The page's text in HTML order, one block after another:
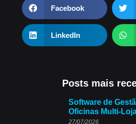
Facebook
LinkedIn
Posts mais
Software de
Oficinas Multi-
27/07/2026